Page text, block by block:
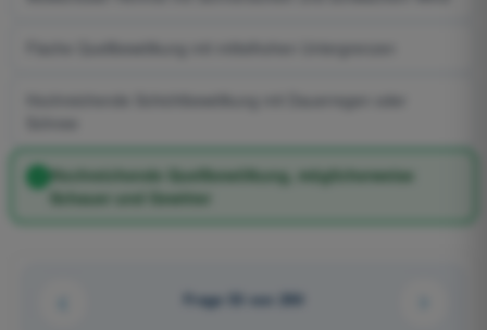
Hochreichende Quellbewölkung, möglicherweise
Schauer und Gewitter
Frage 53 von 290